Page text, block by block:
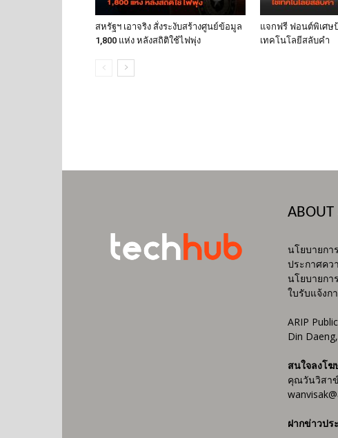
สหรัฐฯ เอาจริง สั่งระงับสร้างศูนย์ข้อมูล
1,800 แห่ง หลังสถิติใช้ไฟพุ่ง
แจกฟรี ฟอนต์พิเศษ
เทคโนโลยีสลับคำ
ABOUT
นโยบายก
ประกาศคว
นโยบายกา
ใบรับแจ้งก
ARIP
Din
สนใจลงโ
คุณวันวิสา
ฝากข่าวป